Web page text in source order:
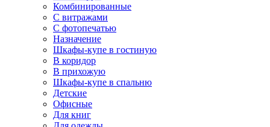
Комбинированные
С витражами
С фотопечатью
Назначение
Шкафы-купе в гостиную
В коридор
В прихожую
Шкафы-купе в спальню
Детские
Офисные
Для книг